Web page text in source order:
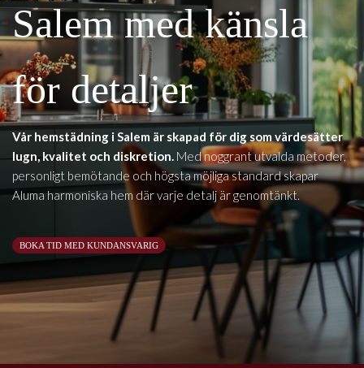
Salem med känsla
för detaljer
Vår hemstädning i Salem är skapad för dig som värdesätter
lugn, kvalitet och diskretion. Med noggrant utvalda metoder,
personligt bemötande och högsta möjliga standard skapar
Aluma harmoniska hem där varje detalj är genomtänkt.
BOKA TID MED KUNDANSVARIG